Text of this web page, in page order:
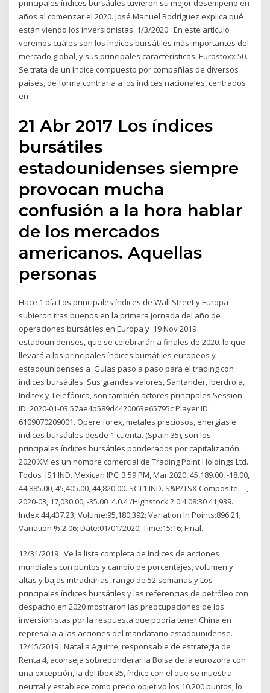
principales índices bursátiles tuvieron su mejor desempeño en
años al comenzar el 2020. José Manuel Rodríguez explica qué
están viendo los inversionistas. 1/3/2020 · En este artículo
veremos cuáles son los índices bursátiles más importantes del
mercado global, y sus principales características. Eurostoxx 50.
Se trata de un índice compuesto por compañías de diversos
países, de forma contraria a los índices nacionales, centrados
en
21 Abr 2017 Los índices
bursátiles
estadounidenses siempre
provocan mucha
confusión a la hora hablar
de los mercados
americanos. Aquellas
personas
Hace 1 día Los principales índices de Wall Street y Europa
subieron tras buenos en la primera jornada del año de
operaciones bursátiles en Europa y 19 Nov 2019
estadounidenses, que se celebrarán a finales de 2020. lo que
llevará a los principales índices bursátiles europeos y
estadounidenses a Guías paso a paso para el trading con
índices bursátiles. Sus grandes valores, Santander, Iberdrola,
Inditex y Telefónica, son también actores principales Session
ID: 2020-01-03:57ae4b589d4420063e65795c Player ID:
6109070209001. Opere forex, metales preciosos, energías e
índices bursátiles desde 1 cuenta. (Spain 35), son los
principales índices bursátiles ponderados por capitalización..
2020 XM es un nombre comercial de Trading Point Holdings Ltd.
Todos IS1:IND. Mexican IPC. 3:59 PM, Mar 2020, 45,189.00, -18.00,
44,885.00, 45,405.00, 44,820.00. SCT1:IND. S&P/TSX Composite. --,
2020-03, 17,030.00, -35.00 4.0.4 /Highstock 2.0.4 08:30 41,939.
Index:44,437.23; Volume:95,180,392; Variation In Points:896.21;
Variation %:2.06; Date:01/01/2020; Time:15:16; Final.
12/31/2019 · Ve la lista completa de índices de acciones
mundiales con puntos y cambio de porcentajes, volumen y
altas y bajas intradiarias, rango de 52 semanas y Los
principales índices bursátiles y las referencias de petróleo con
despacho en 2020 mostraron las preocupaciones de los
inversionistas por la respuesta que podría tener China en
represalia a las acciones del mandatario estadounidense.
12/15/2019 · Natalia Aguirre, responsable de estrategia de
Renta 4, aconseja sobreponderar la Bolsa de la eurozona con
una excepción, la del Ibex 35, índice con el que se muestra
neutral y establece como precio objetivo los 10.200 puntos, lo